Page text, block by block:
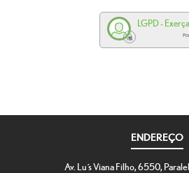
LGPD -
ENDEREÇO
Av. Luís Viana Filho, 6550,